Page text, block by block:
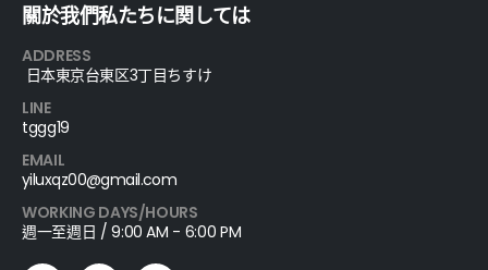
關於我們私たちに関しては
ADDRESS
日本東京台東区3丁目ちすけ
LINE
tggg19
EMAIL
yiluxqz00@gmail.com
WORKING DAYS/HOURS
週一至週日 / 9:00 AM - 6:00 PM